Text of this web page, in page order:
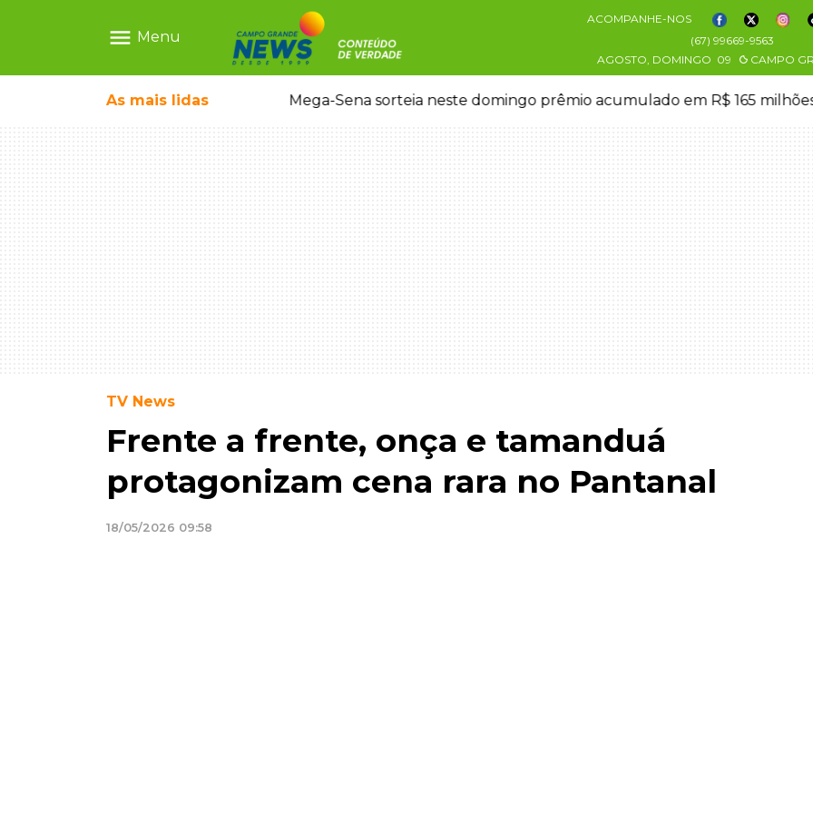
menu Menu
ACOMPANHE-NOS
(67) 99669-9563
AGOSTO, DOMINGO 09 CAMPO
As mais lidas Mega-Sena sorteia neste domingo prêmio acumulado em R$ 165
TV News
Frente a frente, onça e tamanduá
protagonizam cena rara no Pantanal
18/05/2026 09:58